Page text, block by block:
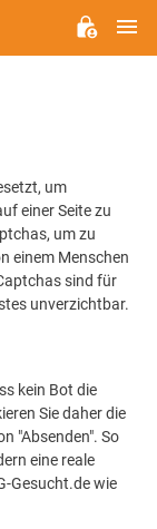
um
einer Seite zu
um zu
einem Menschen
sind für
unverzichtbar.
kein Bot die
Sie daher die
"Absenden". So
eine reale
Gesucht.de wie